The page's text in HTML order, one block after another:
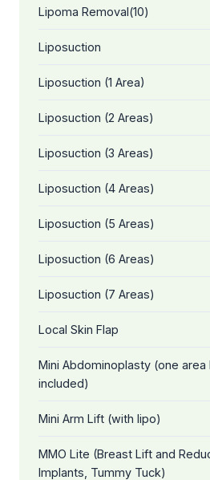
Lipoma Removal(10)
Liposuction
Liposuction (1 Area)
Liposuction (2 Areas)
Liposuction (3 Areas)
Liposuction (4 Areas)
Liposuction (5 Areas)
Liposuction (6 Areas)
Liposuction (7 Areas)
Local Skin Flap
Mini Abdominoplasty (one area
included)
Mini Arm Lift (with lipo)
MMO Lite (Breast Lift and
Implants, Tummy Tuck)